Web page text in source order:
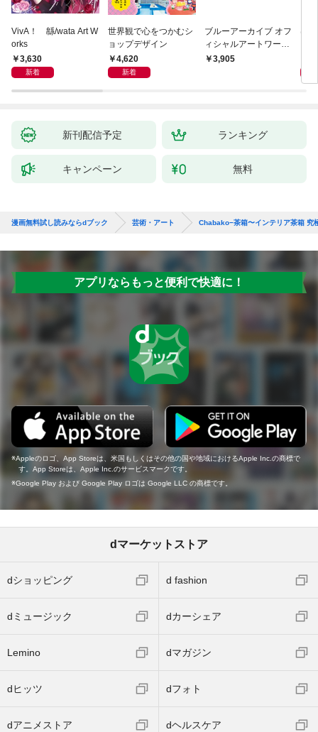
VivA！ 緜/wata Art W
orks
3,630
新着
世界観で心をつかむシ
ョップデザイン
4,620
新着
ブルーアーカイブ オフ
ィシャルアートワーク
ス3,905
は
新刊配信予定 ランキング
キャンペーン 無料
漫画無料試し読みならdブック 芸術・アート Chabako−茶箱〜インテリア茶箱 究
アプリならもっと便利で快適に！
Appleのロゴ、App Storeは、米国もしくはその他の国や地域におけるApple Inc.の商標で
す。App Storeは、Apple Inc.のサービスマークです。
Google Play および Google Play ロゴは Google LLC の商標です。
dマーケットストア
dショッピング d fashion
dミュージック dカーシェア
Lemino dマガジン
dヒッツ dフォト
dアニメストア dヘルスケア